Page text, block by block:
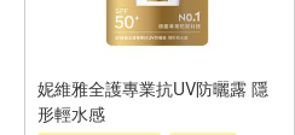
妮維雅全護專業抗UV防曬露 隱
形輕水感